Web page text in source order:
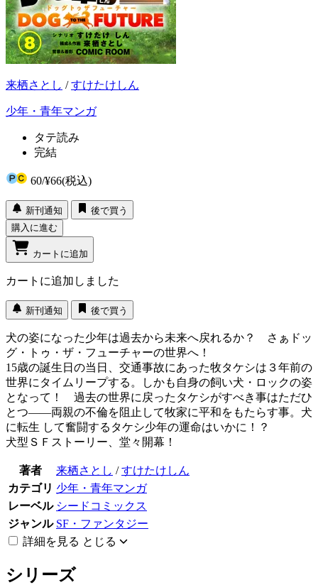
来栖さとし /すけたけしん
少年・青年マンガ
タテ読み
完結
60/¥66(税込)
新刊通知
後で買う
購入に進む
カートに追加
カートに追加しました
新刊通知 後で買う
犬の姿になった少年は過去から未来へ戻れるか？ さぁドッ
グ・トゥ・ザ・フューチャーの世界へ！
15歳の誕生日の当日、交通事故にあった牧タケシは３年前の
世界にタイムリープする。しかも自身の飼い犬・ロックの姿
となって！ 過去の世界に戻ったタケシがすべき事はただひ
とつ――両親の不倫を阻止して牧家に平和をもたらす事。犬
に転生 して奮闘するタケシ少年の運命はいかに！？
犬型ＳＦストーリー、堂々開幕！
著者 来栖さとし /すけたけしん
カテゴリ 少年・青年マンガ
レーベル シードコミックス
ジャンル SF・ファンタジー
詳細を見る とじる
シリーズ